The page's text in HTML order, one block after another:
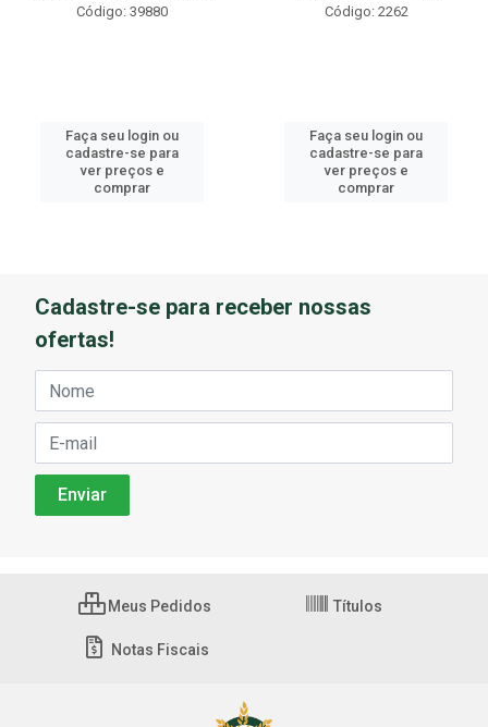
Código: 39880
Faça seu login ou
cadastre-se para
ver preços e
comprar
Código: 2262
Faça seu login ou
cadastre-se para
ver preços e
comprar
Cadastre-se para receber nossas
ofertas!
Meus Pedidos Títulos
Notas Fiscais